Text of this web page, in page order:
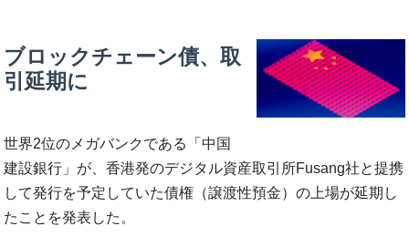
ブロックチェーン債、取
引延期に
世界2位のメガバンクである「中国
建設銀行」が、香港発のデジタル資産取引所Fusang社と提携
して発行を予定していた債権（譲渡性預金）の上場が延期し
たことを発表した。